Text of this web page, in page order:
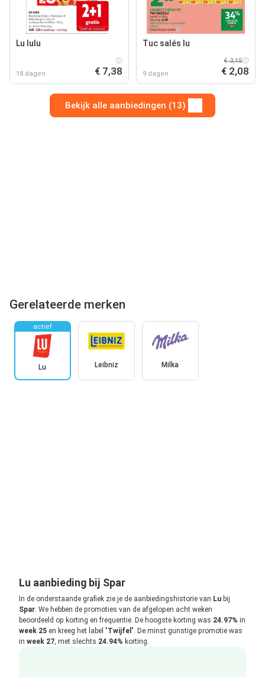
Lu lulu
18 dagen € 7,38
Tuc salés lu
9 dagen
€ 3,15
€ 2,08
Bekijk alle aanbiedingen (13)
Gerelateerde merken
actief
Lu Leibniz Milka
Lu aanbieding bij Spar
In de onderstaande grafiek zie je de aanbiedingshistorie van Lu bij
Spar. We hebben de promoties van de afgelopen acht weken
beoordeeld op korting en frequentie. De hoogste korting was 24.97% in
week 25 en kreeg het label "Twijfel ". De minst gunstige promotie was
in week 27, met slechts 24.94% korting.